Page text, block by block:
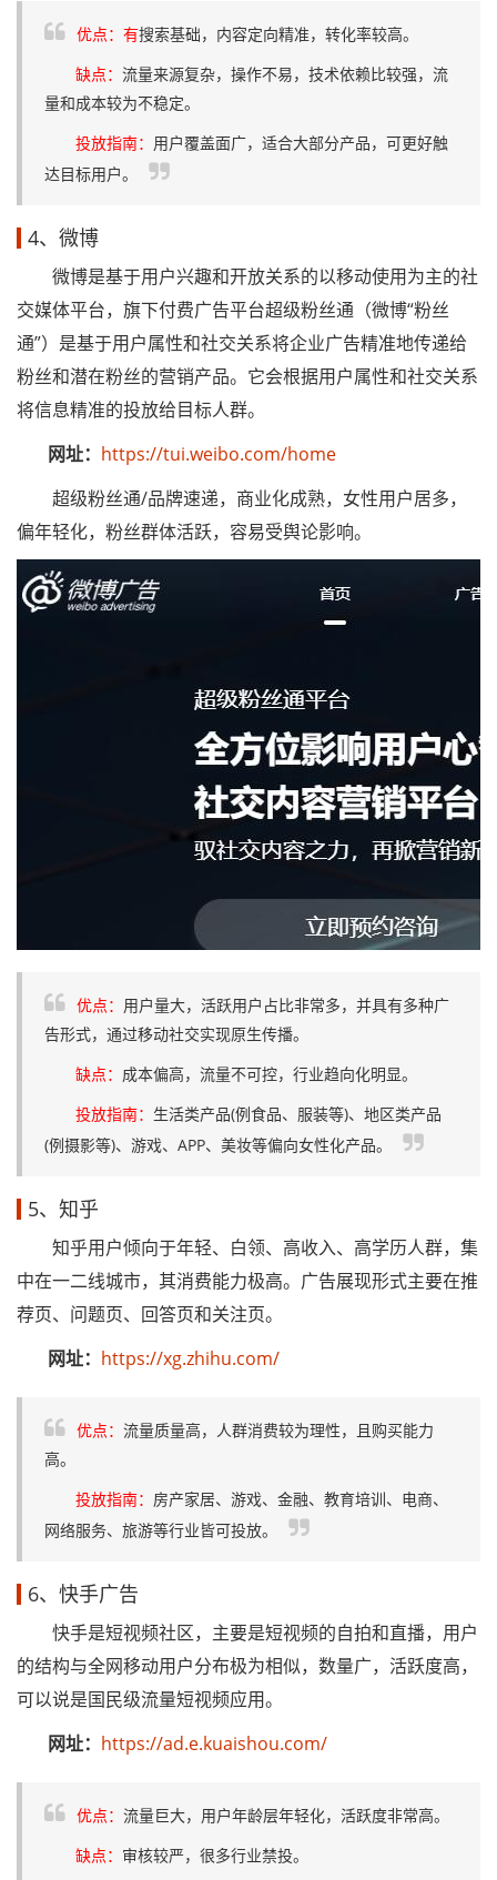
优点：有搜索基础，内容定向精准，转化率较高。
缺点： 流量来源复杂，操作不易，技术依赖比较强，流
量和成本较为不稳定。
投放指南： 用户覆盖面广，适合大部分产品，可更好触
达目标用户。
4、微博
微博是基于用户兴趣和开放关系的以移动使用为主的社
交媒体平台，旗下付费广告平台超级粉丝通（微博“粉丝
通”）是基于用户属性和社交关系将企业广告精准地传递给
粉丝和潜在粉丝的营销产品。它会根据用户属性和社交关系
将信息精准的投放给目标人群。
网址： https://tui.weibo.com/home
超级粉丝通/品牌速递，商业化成熟，女性用户居多，
偏年轻化，粉丝群体活跃，容易受舆论影响。
优点： 用户量大，活跃用户占比非常多，并具有多种广
告形式，通过移动社交实现原生传播。
缺点： 成本偏高，流量不可控，行业趋向化明显。
投放指南： 生活类产品(例食品、服装等)、地区类产品
(例摄影等)、游戏、APP、美妆等偏向女性化产品。
5、知乎
知乎用户倾向于年轻、白领、高收入、高学历人群，集
中在一二线城市，其消费能力极高。广告展现形式主要在推
荐页、问题页、回答页和关注页。
网址： https://xg.zhihu.com/
优点： 流量质量高，人群消费较为理性，且购买能力
高。
投放指南： 房产家居、游戏、金融、教育培训、电商、
网络服务、旅游等行业皆可投放。
6、快手广告
快手是短视频社区，主要是短视频的自拍和直播，用户
的结构与全网移动用户分布极为相似，数量广，活跃度高，
可以说是国民级流量短视频应用。
网址： https://ad.e.kuaishou.com/
优点： 流量巨大，用户年龄层年轻化，活跃度非常高。
缺点： 审核较严，很多行业禁投。